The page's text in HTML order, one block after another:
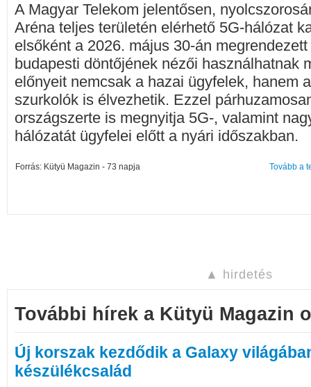
A Magyar Telekom jelentősen,
Aréna teljes területén elérhető 5G-hálózat
elsőként a 2026. május 30-án
budapesti döntőjének nézői használhatnak
előnyeit nemcsak a hazai ügyfelek, hanem
szurkolók is élvezhetik. Ezzel
országszerte is megnyitja 5G-, valamint
hálózatát ügyfelei előtt a nyári időszakban.
Forrás: Kütyü Magazin - 73 napja Tovább a
▲ hirdetés
További hírek a Kütyü Magazin
Új korszak kezdődik a Galaxy
készülékcsalád